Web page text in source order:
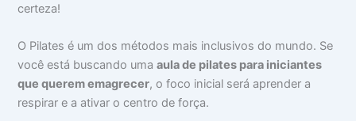
certeza!
O Pilates é um dos métodos mais inclusivos do mundo. Se
você está buscando umaaula de pilates para iniciantes
que querem emagrecer, o foco inicial será aprender a
respirar e a ativar o centro de força.